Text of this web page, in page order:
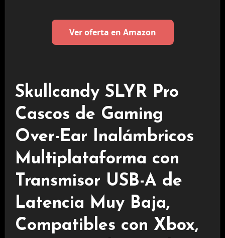
Ver oferta en Amazon
Skullcandy SLYR Pro
Cascos de Gaming
Over-Ear Inalámbricos
Multiplataforma con
Transmisor USB-A de
Latencia Muy Baja,
Compatibles con Xbox,